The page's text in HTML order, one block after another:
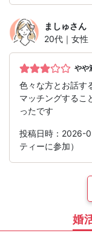
ましゅさん
20代｜女性
やや
色々な方とお話す
マッチングするこ
ったです
投稿日時：2026-
ティーに参加）
婚